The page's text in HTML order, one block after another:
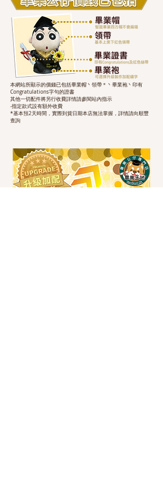
本網站所顯示的價錢已包括畢業帽丶領帶＊丶畢業袍丶印有
Congratulations字句的證書
其他一切配件將另行收費詳情請參閱站內指示
-指定款式設有額外收費
*基本預2天時間，實際到貨日期本店無法掌握，詳情請向順豐
查詢